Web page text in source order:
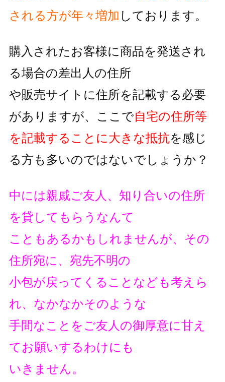
される方が年々増加 しております。
購入されたお客様に商品を発送され
る場合の差出人の住所
や販売サイトに住所を記載する必要
がありますが、 ここで自宅の住所等
を記載することに大きな抵抗を感じ
る方も多いのではないでしょうか？
中には親戚ご友人、知り合いの住所
を貸してもらうなんて
こともあるかもしれませんが、その
住所宛に、宛先不明の
小包が戻ってくることなども考えら
れ、なかなかそのような
手間なことをご友人の御厚意に甘え
てお願いするわけにも
いきません。